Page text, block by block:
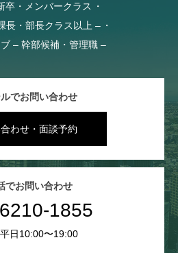
卒・メンバークラス
長・部長クラス以上 –
– 幹部候補・管理職 –
ルでお問い合わせ
わせ・面談予約
でお問い合わせ
1855
日10:00〜19:00